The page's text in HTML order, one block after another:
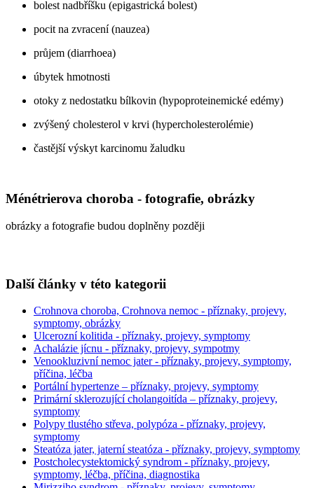
bolest nadbříšku (epigastrická bolest)
pocit na zvracení (nauzea)
průjem (diarrhoea)
úbytek hmotnosti
otoky z nedostatku bílkovin (hypoproteinemické edémy)
zvýšený cholesterol v krvi (hypercholesterolémie)
častější výskyt karcinomu žaludku
Ménétrierova choroba - fotografie, obrázky
obrázky a fotografie budou doplněny později
Další články v této kategorii
Crohnova choroba, Crohnova nemoc - příznaky, projevy,
symptomy, obrázky
Ulcerozní kolitida - příznaky, projevy, symptomy
Achalázie jícnu - příznaky, projevy, sympotmy
Venookluzivní nemoc jater - příznaky, projevy, symptomy,
příčina, léčba
Portální hypertenze – příznaky, projevy, symptomy
Primární sklerozující cholangoitída – příznaky, projevy,
symptomy
Polypy tlustého střeva, polypóza - příznaky, projevy,
symptomy
Steatóza jater, jaterní steatóza - příznaky, projevy, symptomy
Postcholecystektomický syndrom - příznaky, projevy,
symptomy, léčba, příčina, diagnostika